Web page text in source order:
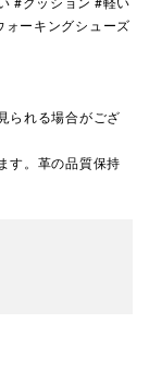
ォーキングシューズ
られる場合がござ
す。革の品質保持